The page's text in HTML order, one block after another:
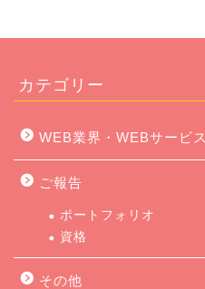
カテゴリー
WEB業界・WEBサービス
ご報告
ポートフォリオ
資格
その他